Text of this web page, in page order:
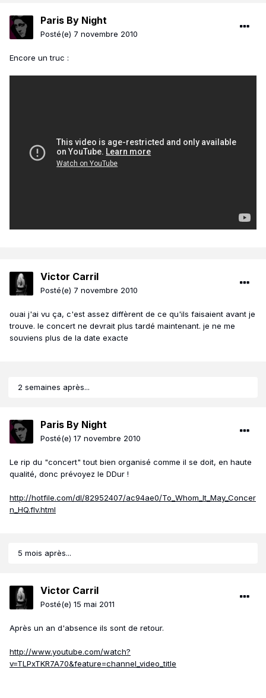
Paris By Night
Posté(e) 7 novembre 2010
Encore un truc :
Victor Carril
Posté(e) 7 novembre 2010
ouai j'ai vu ça, c'est assez diffèrent de ce qu'ils faisaient avant je
trouve. le concert ne devrait plus tardé maintenant. je ne me
souviens plus de la date exacte
2 semaines après...
Paris By Night
Posté(e) 17 novembre 2010
Le rip du "concert" tout bien organisé comme il se doit, en haute
qualité, donc prévoyez le DDur !
http://hotfile.com/dl/82952407/ac94ae0/To_Whom_It_May_Concer
n_HQ.flv.html
5 mois après...
Victor Carril
Posté(e) 15 mai 2011
Après un an d'absence ils sont de retour.
http://www.youtube.com/watch?
v=TLPxTKR7A70&feature=channel_video_title